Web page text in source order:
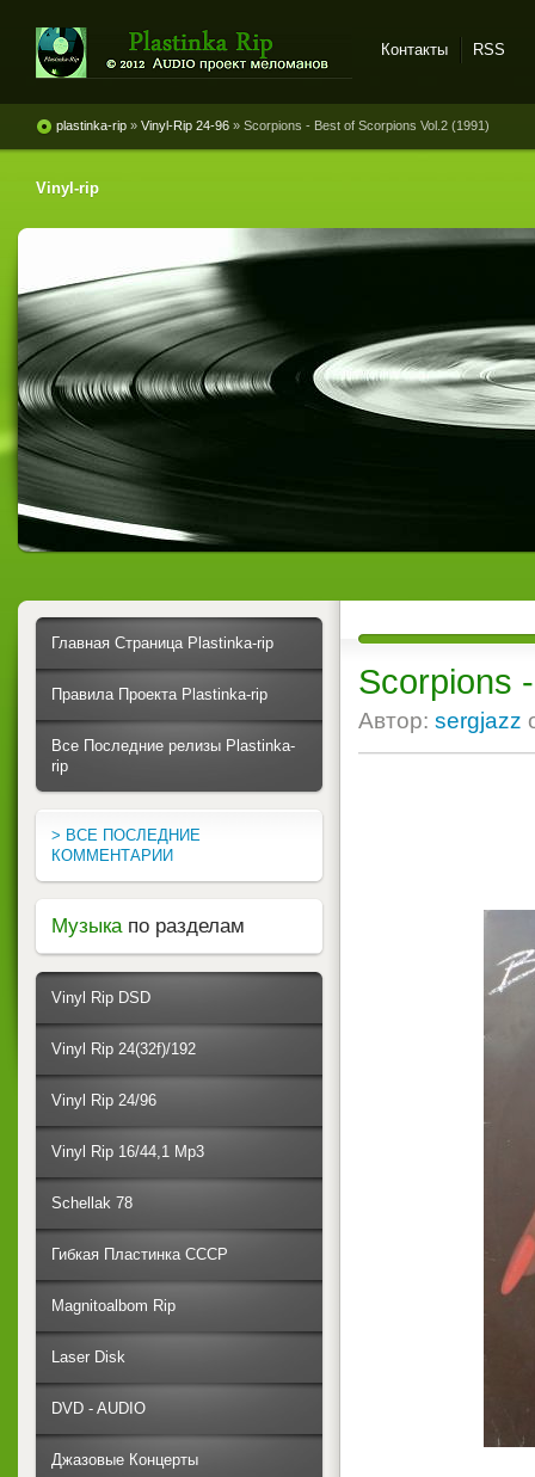
винила и магнитоальбомов
Контакты RSS
plastinka-rip » Vinyl-Rip 24-96 » Scorpions - Best of Scorpions Vol.2 (1991)
Vinyl-rip
Scorpions
Автор: sergjazz
Главная Страница Plastinka-rip
Правила Проекта Plastinka-rip
Все Последние релизы Plastinka-
rip
> ВСЕ ПОСЛЕДНИЕ
КОММЕНТАРИИ
Музыка по разделам
Vinyl Rip DSD
Vinyl Rip 24(32f)/192
Vinyl Rip 24/96
Vinyl Rip 16/44,1 Mp3
Schellak 78
Гибкая Пластинка СССР
Magnitoalbom Rip
Laser Disk
DVD - AUDIO
Джазовые Концерты